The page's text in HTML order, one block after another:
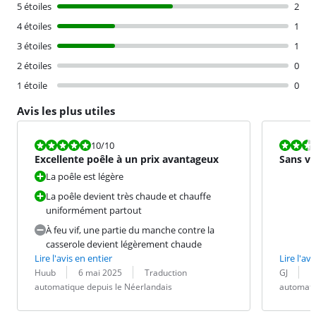
5 étoiles
2
4 étoiles
1
3 étoiles
1
2 étoiles
0
1 étoile
0
Avis les plus utiles
La note est 10 sur 10.
10/10
Excellente poêle à un prix avantageux
La poêle est légère
La poêle devient très chaude et chauffe
uniformément partout
À feu vif, une partie du manche contre la
casserole devient légèrement chaude
Lire l'avis en entier
Évaluation par :
Huub
Date : 6 mai 2025
Traduction :
Traduction
automatique depuis le Néerlandais
La note est
Sans
Lire
Évaluation
GJ
Date :
Traduction :